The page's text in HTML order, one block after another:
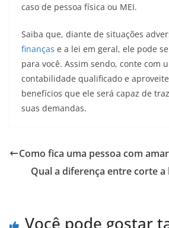
caso de pessoa física ou MEI.
Saiba que, diante de situações
finanças e a lei em geral, ele pode
para você. Assim sendo, conte com
contabilidade qualificado e
benefícios que ele será capaz de
suas demandas.
Como fica uma pessoa com
Qual a diferença entre corte a
Você pode gostar